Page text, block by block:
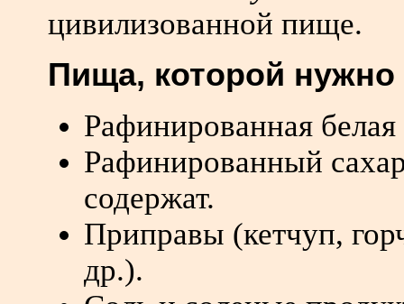
цивилизованной пище.
Пища, которой нужно
Рафинированная
Рафинированный
содержат.
Приправы (кетчуп,
др.).